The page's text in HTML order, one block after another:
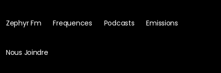
Zephyr Fm Frequences Podcasts Emissions
Nous Joindre